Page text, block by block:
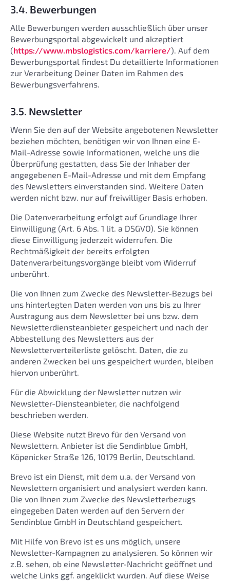
3.4. Bewerbungen
Alle Bewerbungen werden ausschließlich über unser
Bewerbungsportal abgewickelt und akzeptiert
(https://www.mbslogistics.com/karriere/). Auf dem
Bewerbungsportal findest Du detaillierte Informationen
zur Verarbeitung Deiner Daten im Rahmen des
Bewerbungsverfahrens.
3.5. Newsletter
Wenn Sie den auf der Website angebotenen Newsletter
beziehen möchten, benötigen wir von Ihnen eine E-
Mail-Adresse sowie Informationen, welche uns die
Überprüfung gestatten, dass Sie der Inhaber der
angegebenen E-Mail-Adresse und mit dem Empfang
des Newsletters einverstanden sind. Weitere Daten
werden nicht bzw. nur auf freiwilliger Basis erhoben.
Die Datenverarbeitung erfolgt auf Grundlage Ihrer
Einwilligung (Art. 6 Abs. 1 lit. a DSGVO). Sie können
diese Einwilligung jederzeit widerrufen. Die
Rechtmäßigkeit der bereits erfolgten
Datenverarbeitungsvorgänge bleibt vom Widerruf
unberührt.
Die von Ihnen zum Zwecke des Newsletter-Bezugs bei
uns hinterlegten Daten werden von uns bis zu Ihrer
Austragung aus dem Newsletter bei uns bzw. dem
Newsletterdiensteanbieter gespeichert und nach der
Abbestellung des Newsletters aus der
Newsletterverteilerliste gelöscht. Daten, die zu
anderen Zwecken bei uns gespeichert wurden, bleiben
hiervon unberührt.
Für die Abwicklung der Newsletter nutzen wir
Newsletter-Diensteanbieter, die nachfolgend
beschrieben werden.
Diese Website nutzt Brevo für den Versand von
Newslettern. Anbieter ist die Sendinblue GmbH,
Köpenicker Straße 126, 10179 Berlin, Deutschland.
Brevo ist ein Dienst, mit dem u.a. der Versand von
Newslettern organisiert und analysiert werden kann.
Die von Ihnen zum Zwecke des Newsletterbezugs
eingegeben Daten werden auf den Servern der
Sendinblue GmbH in Deutschland gespeichert.
Mit Hilfe von Brevo ist es uns möglich, unsere
Newsletter-Kampagnen zu analysieren. So können wir
z.B. sehen, ob eine Newsletter-Nachricht geöffnet und
welche Links ggf. angeklickt wurden. Auf diese Weise